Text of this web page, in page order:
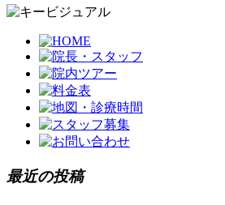
最近の投稿